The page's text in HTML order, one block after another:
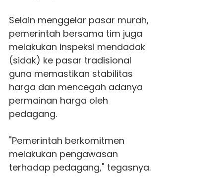
Selain menggelar pasar murah,
pemerintah bersama tim juga
melakukan inspeksi mendadak
(sidak) ke pasar tradisional
guna memastikan stabilitas
harga dan mencegah adanya
permainan harga oleh
pedagang.
"Pemerintah berkomitmen
melakukan pengawasan
terhadap pedagang," tegasnya.